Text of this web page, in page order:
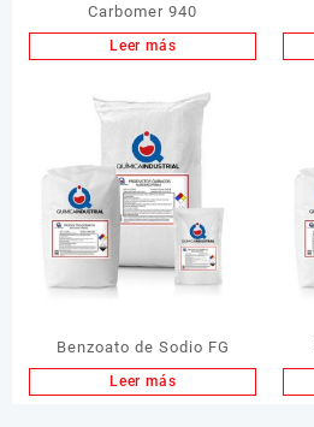
Carbomer 940
Leer más
Benzoato de Sodio FG
Leer más